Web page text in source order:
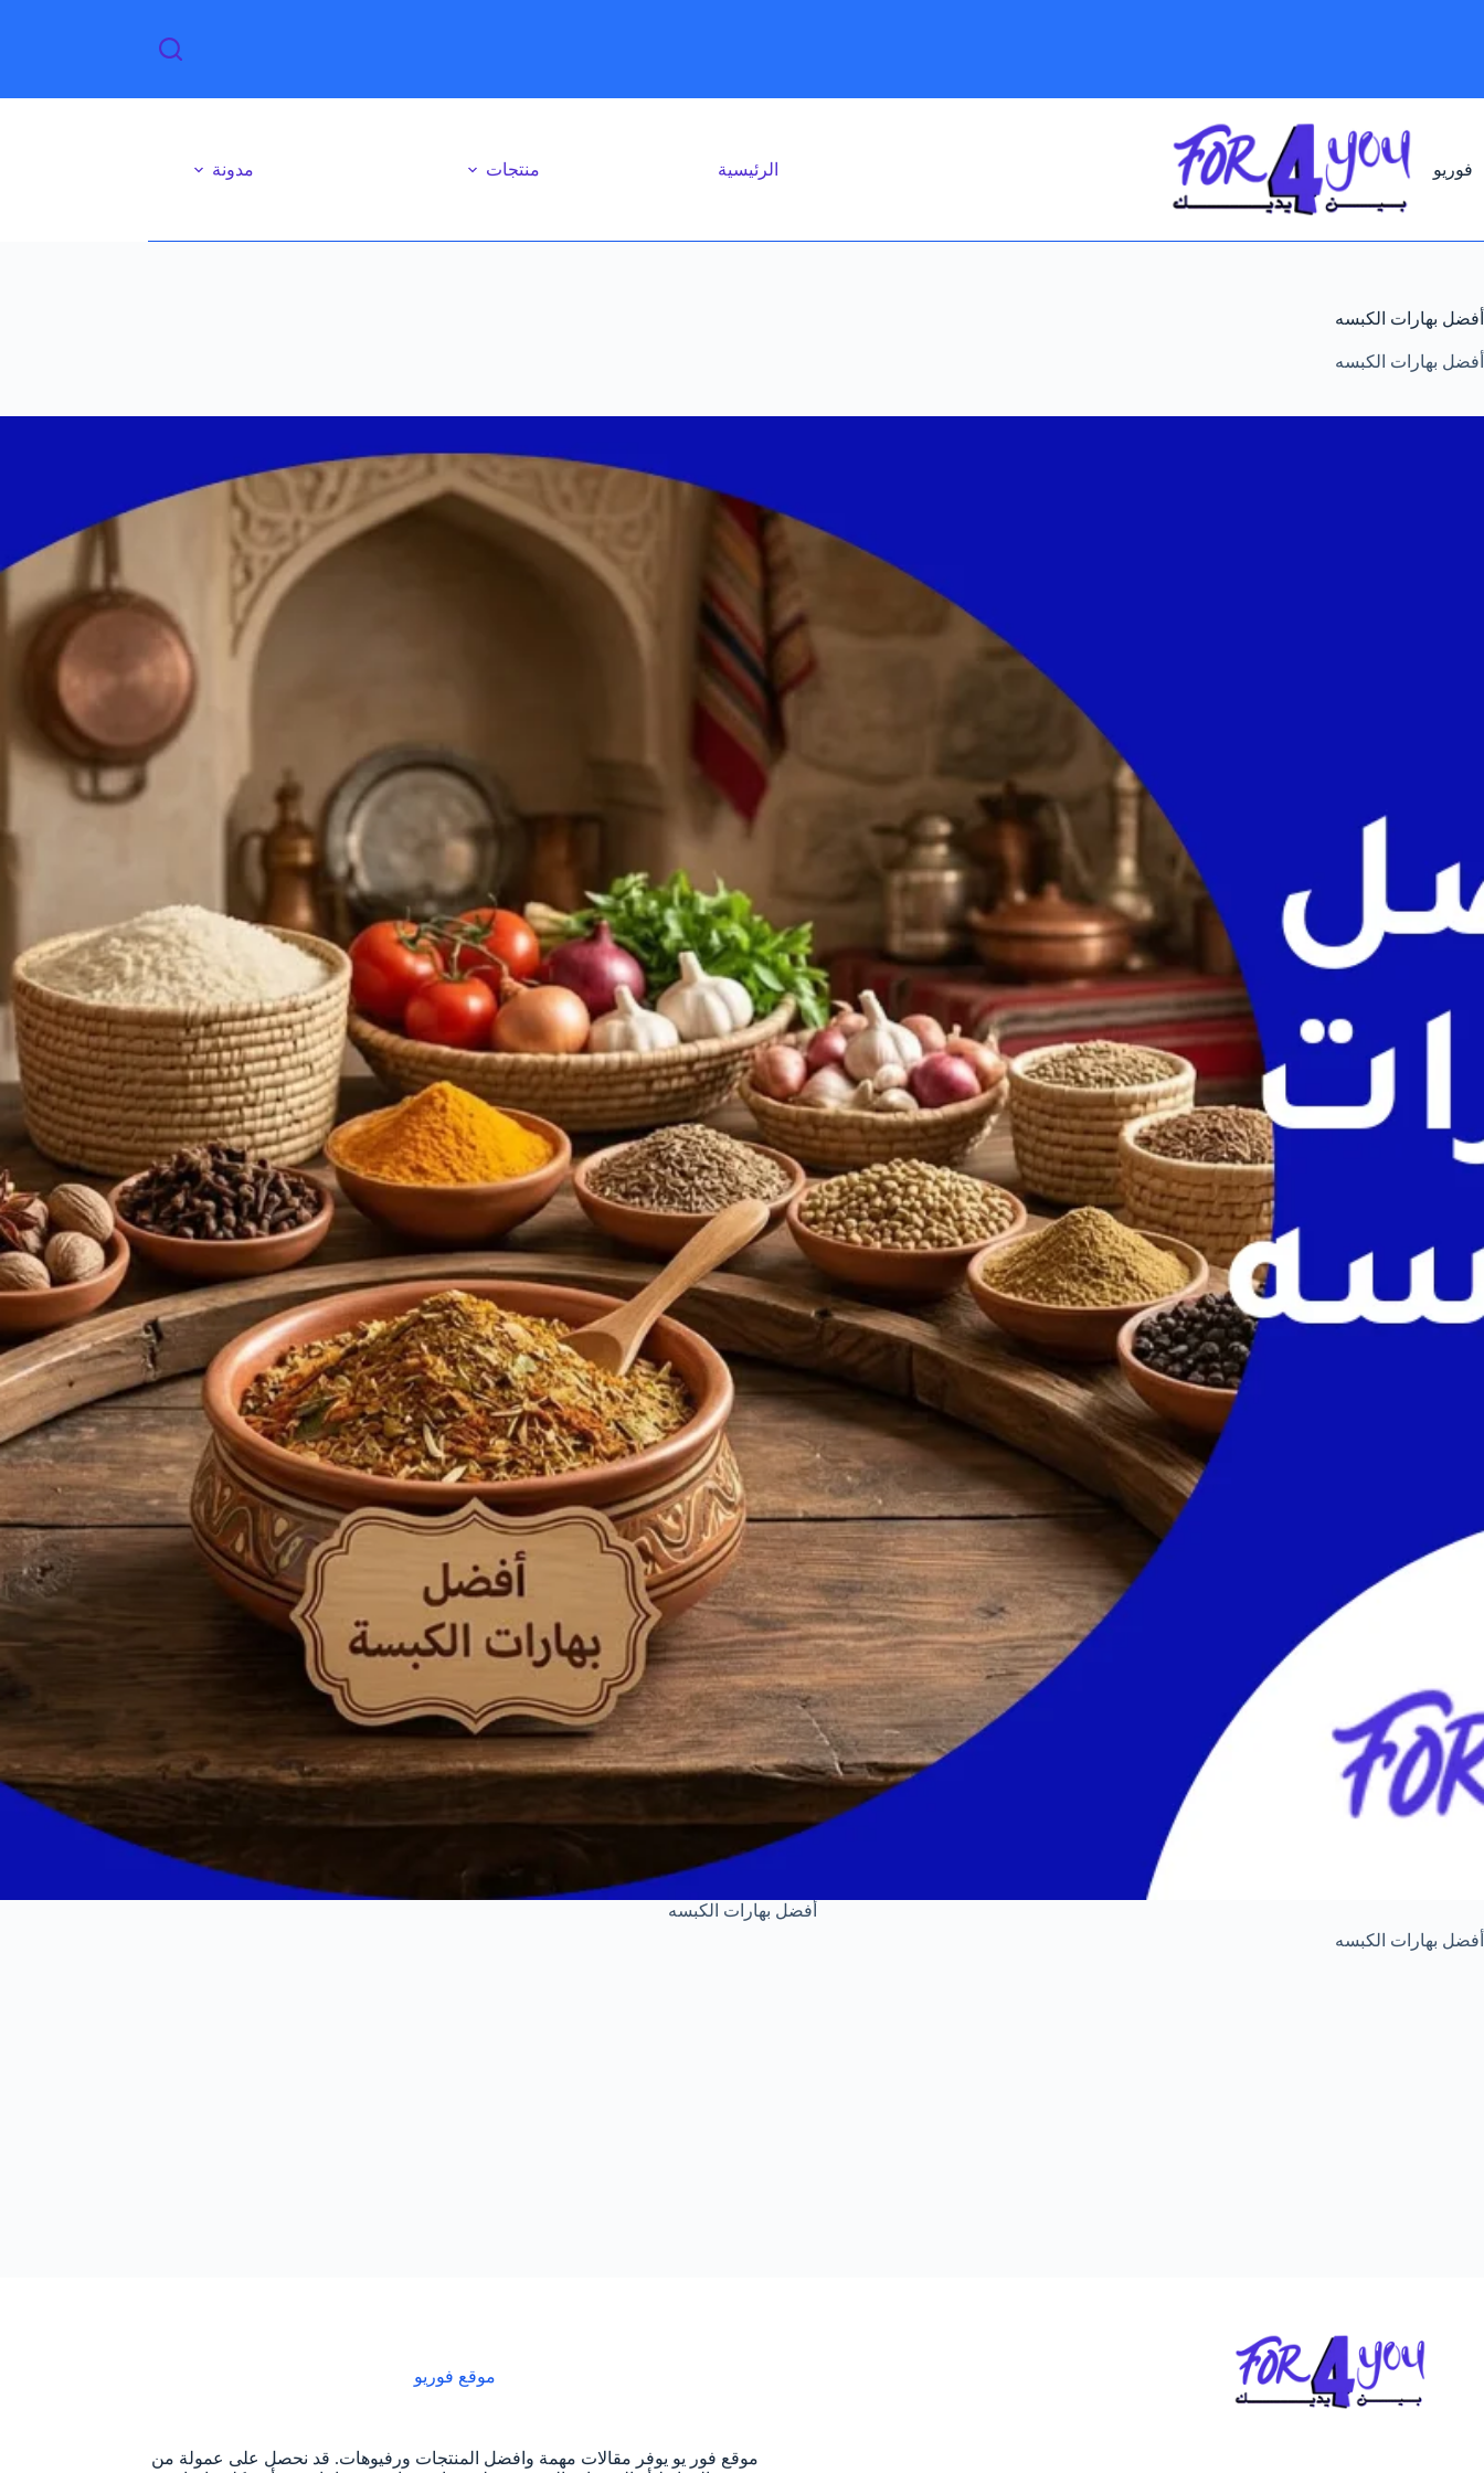
فوريو الرئيسية منتجات مدونة
أفضل بهارات الكبسه
أفضل بهارات الكبسه
أفضل بهارات الكبسه
أفضل بهارات الكبسه
موقع فوريو
موقع فور يو يوفر مقالات مهمة وافضل المنتجات ورفيوهات. قد نحصل على عمولة من